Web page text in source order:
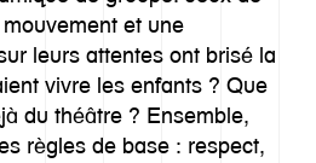
et une
leurs attentes ont brisé la
vivre les enfants ? Que
du théâtre ? Ensemble,
règles de base : respect,